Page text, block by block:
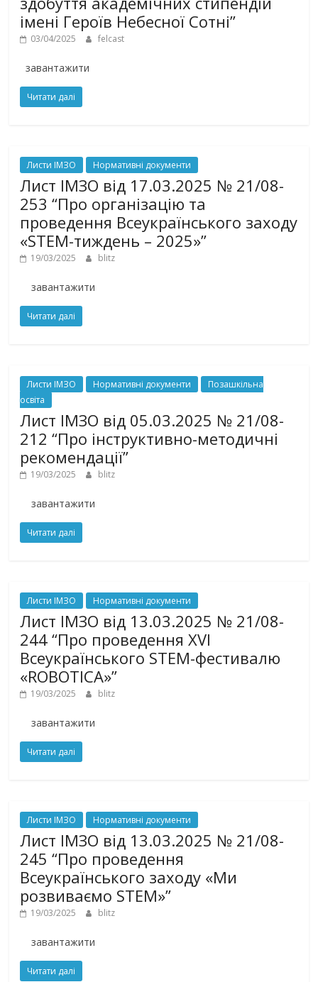
імені Героїв Небесної Сотні”
03/04/2025 felcast
завантажити
Читати далі
Листи ІМЗО Нормативні документи
Лист ІМЗО від 17.03.2025 № 21/08-
253 “Про організацію та
проведення Всеукраїнського заходу
«STEM-тиждень – 2025»”
19/03/2025 blitz
завантажити
Читати далі
Листи ІМЗО Нормативні документи
Позашкільна
освіта
Лист ІМЗО від 05.03.2025 № 21/08-
212 “Про інструктивно-методичні
рекомендації”
19/03/2025 blitz
завантажити
Читати далі
Листи ІМЗО Нормативні документи
Лист ІМЗО від 13.03.2025 № 21/08-
244 “Про проведення XVI
Всеукраїнського STEM-фестивалю
«ROBOTICA»”
19/03/2025 blitz
завантажити
Читати далі
Листи ІМЗО Нормативні документи
Лист ІМЗО від 13.03.2025 № 21/08-
245 “Про проведення
Всеукраїнського заходу «Ми
розвиваємо STEM»”
19/03/2025 blitz
завантажити
Читати далі